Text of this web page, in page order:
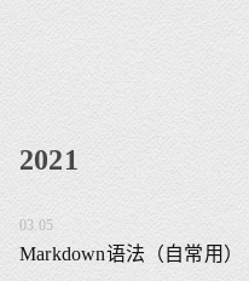
2021
03.05
Markdown语法（自常用）